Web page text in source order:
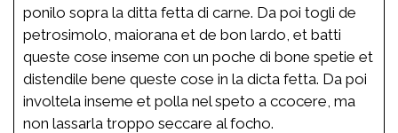
ponilo sopra la ditta fetta di carne. Da poi togli de
petrosimolo, maiorana et de bon lardo, et batti
queste cose inseme con un poche di bone spetie et
distendile bene queste cose in la dicta fetta. Da poi
involtela inseme et polla nel speto a ccocere, ma
non lassarla troppo seccare al focho.